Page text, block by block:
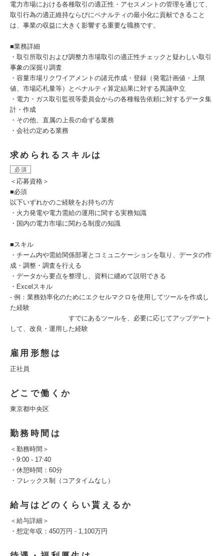
電力市場における各種取引の適正性・アセスメントの管理を通じて、
取引行為の適正維持ならびにペナルティの最小化に貢献できること
は、事業の収益に大きく影響する重要な職務です。
■業務詳細
・取引所取引および調整力市場取引の適正性チェックと疑わしい取引
事象の深掘り調査
・容量市場リクワイアメントの諸元作成・登録（発電計画値・上限
値、市場応札量等）とペナルティ算定結果に対する異議申立
・電力・ガス取引監視等委員会からの各種報告依頼に対するデータ集
計・作成
・その他、直属の上長の命ずる業務
・会社の定める業務
求められるスキルは
必須
＜応募資格＞
■必須
以下いずれかのご経験をお持ちの方
・火力発電や電力需給の運用に関する実務知識
・国内の電力市場に関わる制度の知識
■スキル
・チーム内や需給関係部署とコミュニケーションを取り、データの作
成・調整・調査を行える
・データから要点を整理し、資料に纏めて説明できる
・Excelスキル
- 例：業務効率化のためにエクセルマクロを使用してツールを作成し
た経験
すでにあるツールを、必要に応じてアップデート
して、改良・運用した経験
雇用形態は
正社員
どこで働くか
東京都中央区
勤務時間は
＜勤務時間＞
・9:00 - 17:40
・休憩時間：60分
・フレックス制（コアタイムなし）
給与はどのくらい貰えるか
＜給与詳細＞
・想定年収：450万円 - 1,100万円